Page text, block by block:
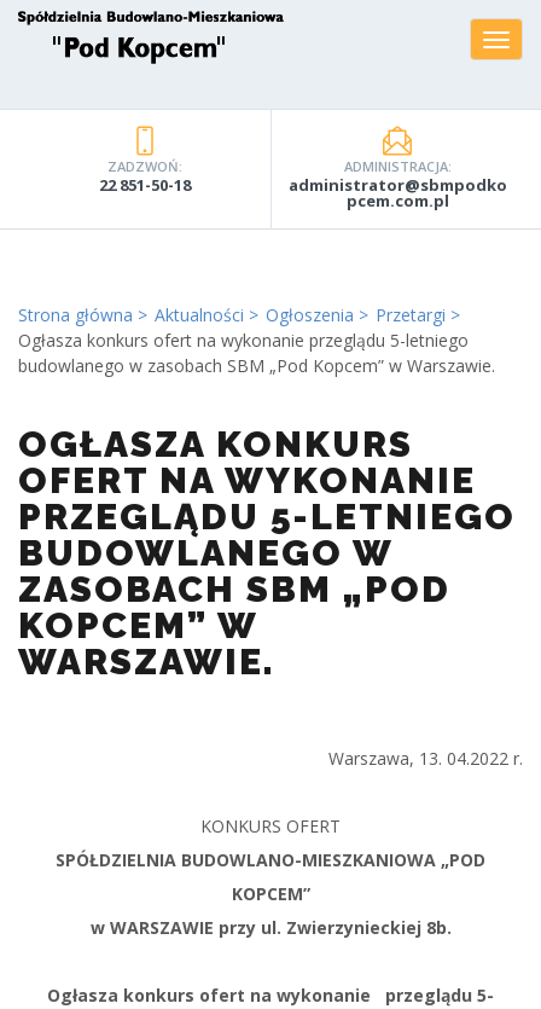
ZADZWOŃ:
22 851-50-18
ADMINISTRACJA:
administrator@sbmpodko
pcem.com.pl
Strona główna Aktualności Ogłoszenia
Przetargi
Ogłasza konkurs ofert na wykonanie przeglądu 5-letniego
budowlanego w zasobach SBM „Pod Kopcem” w Warszawie.
OGŁASZA KONKURS
OFERT NA WYKONANIE
PRZEGLĄDU 5-LETNIEGO
BUDOWLANEGO W
ZASOBACH SBM „POD
KOPCEM” W
WARSZAWIE.
Warszawa, 13. 04.2022 r.
KONKURS OFERT
SPÓŁDZIELNIA BUDOWLANO-MIESZKANIOWA „POD
KOPCEM”
w WARSZAWIE przy ul. Zwierzynieckiej 8b.
Ogłasza konkurs ofert na wykonanie przeglądu 5-